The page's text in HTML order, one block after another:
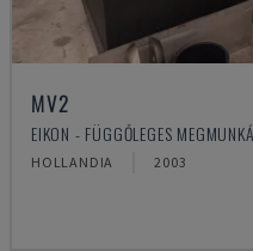
MV2
EIKON - FÜGGŐLEGES
HOLLANDIA 2003